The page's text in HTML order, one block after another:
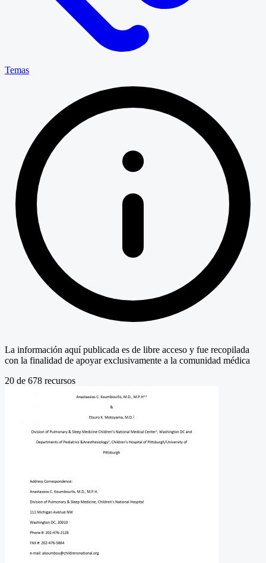
Temas
La información aquí publicada es de libre acceso y fue recopilada
con la finalidad de apoyar exclusivamente a la comunidad médica
20 de 678 recursos